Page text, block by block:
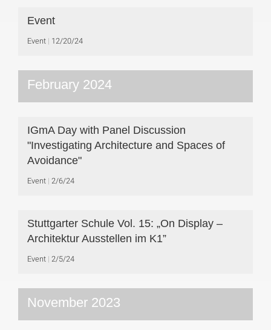
Event
Event 12/20/24
February 2024
IGmA Day with Panel Discussion
"Investigating Architecture and Spaces of
Avoidance"
Event 2/6/24
Stuttgarter Schule Vol. 15: „On Display –
Architektur Ausstellen im K1”
Event 2/5/24
November 2023